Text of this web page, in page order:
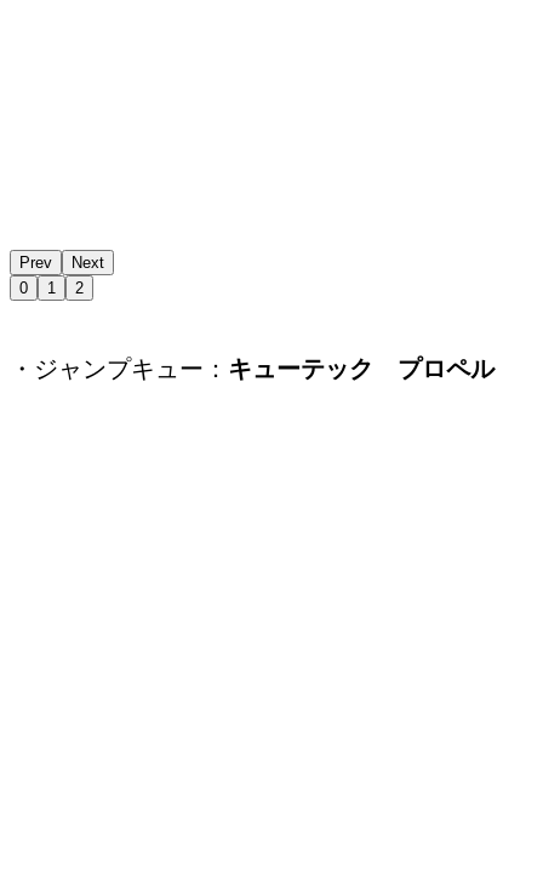
Prev
Next
0
1 2
・ジャンプキュー： キューテック プロペル